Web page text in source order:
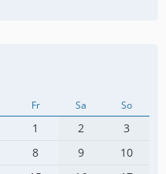
Fr Sa So
1 2
3
8 9
10